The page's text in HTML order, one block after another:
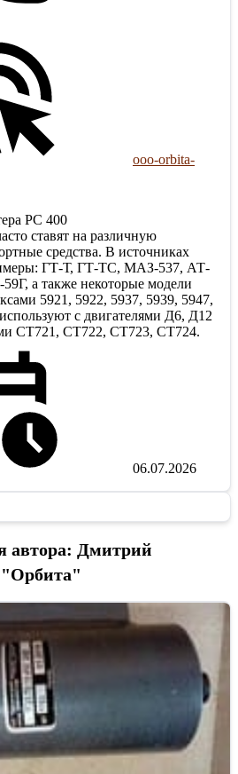
ooo-orbita-
РС 400
ставят на различную
средства. В источниках
ГТ-Т, ГТ-ТС, МАЗ-537, АТ-
а также некоторые модели
5921, 5922, 5937, 5939, 5947,
с двигателями Д6, Д12
СТ721, СТ722, СТ723, СТ724.
06.07.2026
автора: Дмитрий